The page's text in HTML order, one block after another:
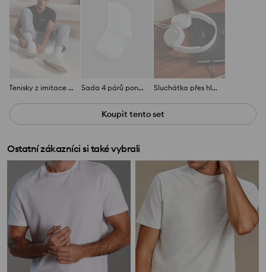
Tenisky z imitace kůže Sada 4 párů ponožek Sluchátka přes hlavu
Koupit tento set
Ostatní zákazníci si také vybrali